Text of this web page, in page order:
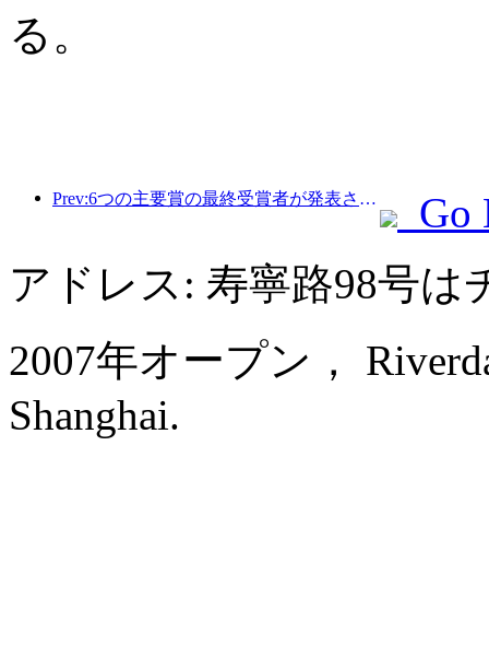
る。
Prev:6つの主要賞の最終受賞者が発表され、100を超えるホテルや企業が年間賞を受賞しました。
Go
アドレス: 寿寧路98号
2007年オープン，
Shanghai.